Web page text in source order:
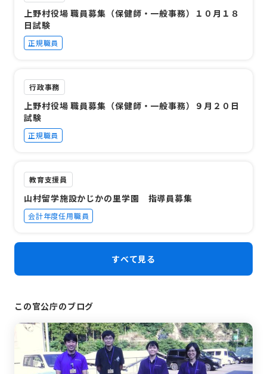
上野村役場 職員募集（保健師・一般事務）１０月１８
日試験
正規職員
行政事務
上野村役場 職員募集（保健師・一般事務）９月２０日
試験
正規職員
教育支援員
山村留学施設かじかの里学園 指導員募集
会計年度任用職員
すべて見る
この官公庁のブログ